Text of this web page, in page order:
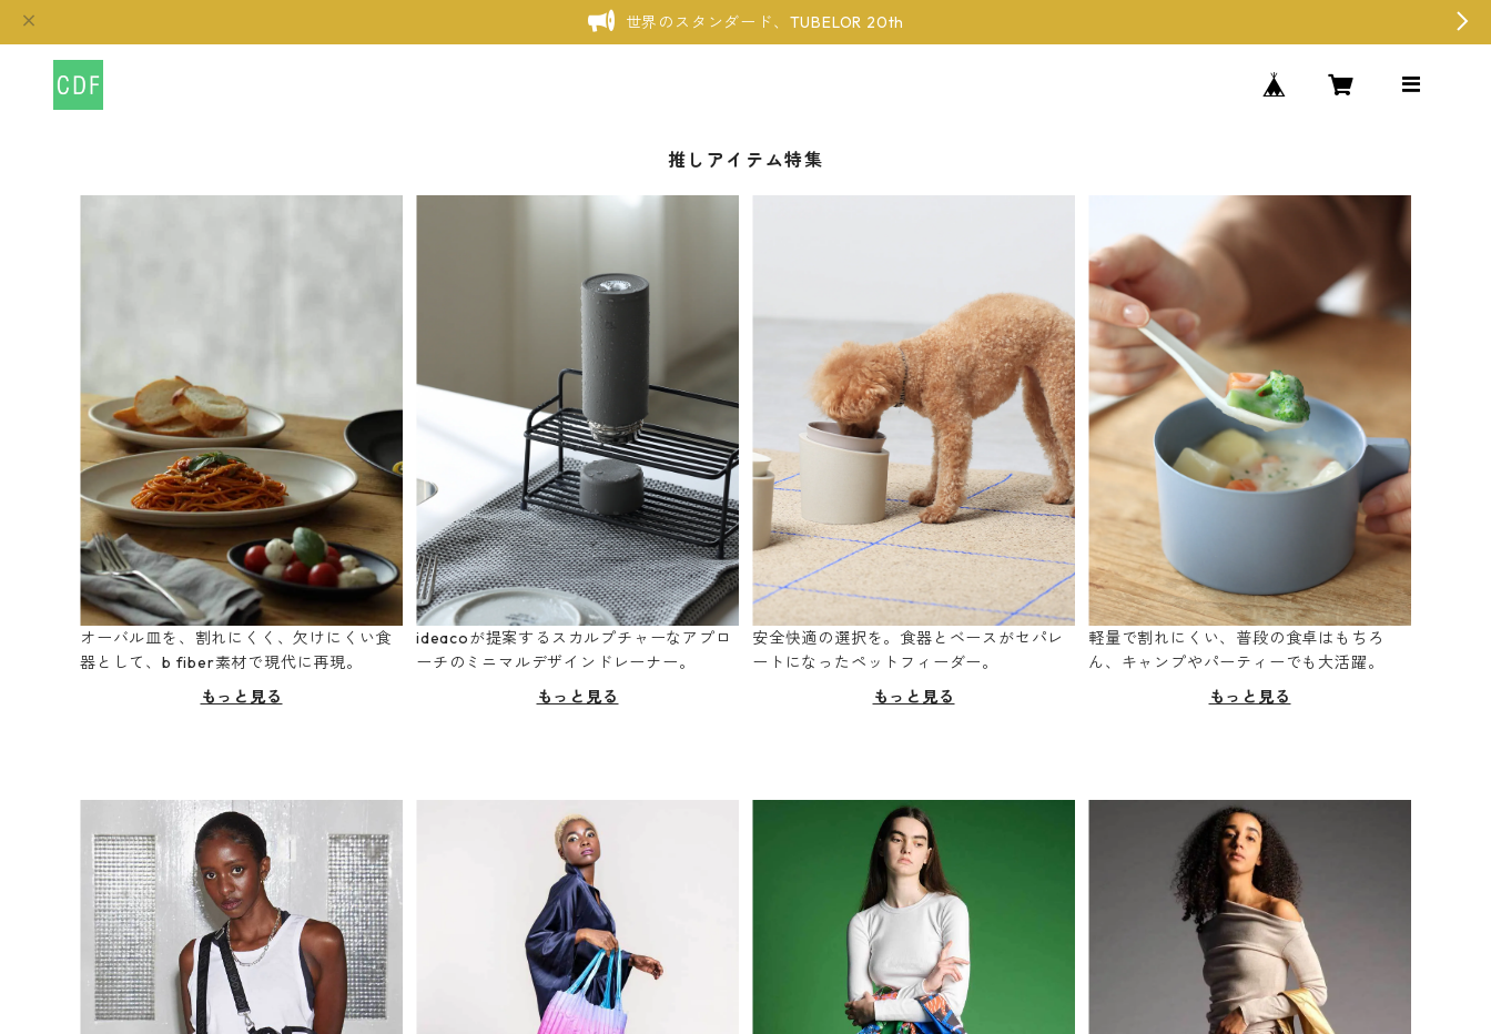
世界のスタンダード、TUBELOR 20th
推しアイテム特集
オーバル皿を、割れにくく、欠けにくい食
器として、b fiber素材で現代に再現。
もっと見る
ideacoが提案するスカルプチャーなアプロ
ーチのミニマルデザインドレーナー。
もっと見る
安全快適の選択を。食器とベースがセパレ
ートになったペットフィーダー。
もっと見る
軽量で割れにくい、普段の食卓はもちろ
ん、キャンプやパーティーでも大活躍。
もっと見る